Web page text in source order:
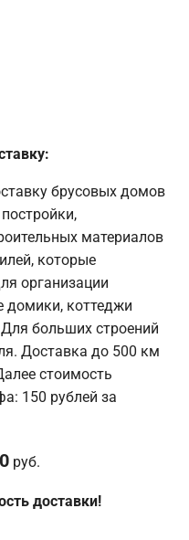
брусовых домов
материалов
которые
организации
домики, коттеджи
больших строений
Доставка до 500 км
стоимость
150 рублей за
0 руб.
доставки!